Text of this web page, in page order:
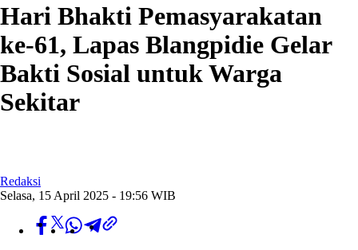
Hari Bhakti Pemasyarakatan
ke-61, Lapas Blangpidie Gelar
Bakti Sosial untuk Warga
Sekitar
Redaksi
Selasa, 15 April 2025 - 19:56 WIB